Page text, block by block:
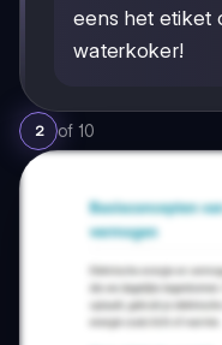
eens het etiket
waterkoker!
2 of 10